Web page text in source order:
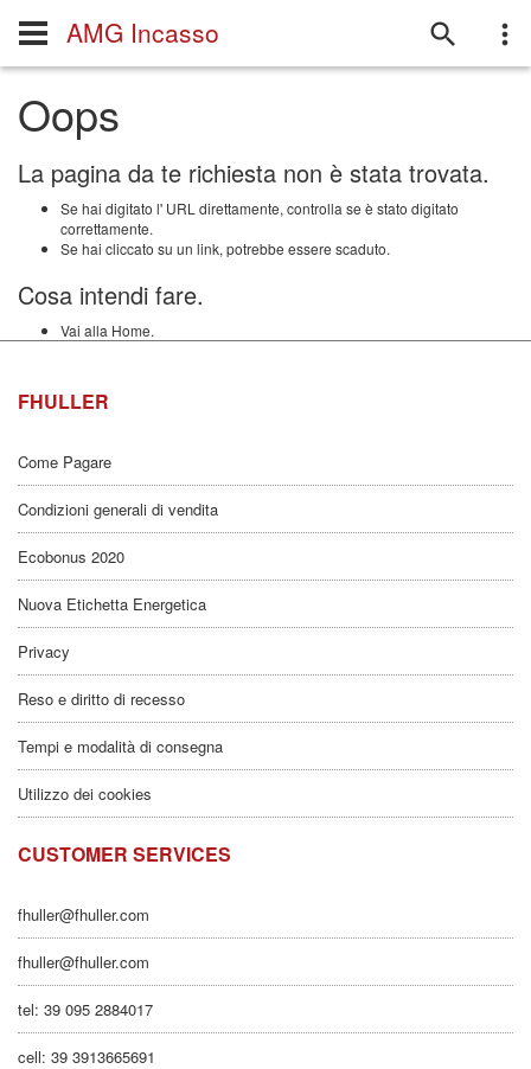
AMG Incasso
Oops
La pagina da te richiesta non è stata trovata.
Se hai digitato l' URL direttamente, controlla se è stato digitato
correttamente.
Se hai cliccato su un link, potrebbe essere scaduto.
Cosa intendi fare.
Vai alla Home.
FHULLER
Come Pagare
Condizioni generali di vendita
Ecobonus 2020
Nuova Etichetta Energetica
Privacy
Reso e diritto di recesso
Tempi e modalità di consegna
Utilizzo dei cookies
CUSTOMER SERVICES
fhuller@fhuller.com
fhuller@fhuller.com
tel: 39 095 2884017
cell: 39 3913665691